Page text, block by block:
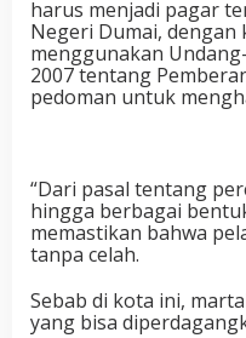
harus menjadi pagar
Negeri Dumai,
menggunakan
2007 tentang
pedoman untuk
“Dari pasal tentang
hingga berbagai
memastikan bahwa
tanpa celah.
Sebab di kota ini,
yang bisa